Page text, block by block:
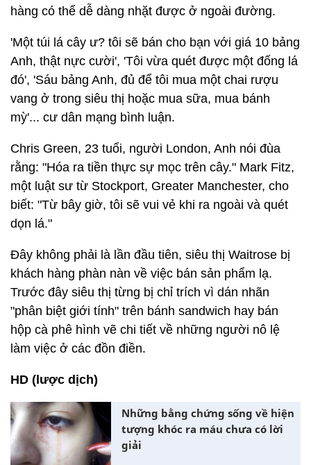
hàng có thể dễ dàng nhặt được ở ngoài đường.
'Một túi lá cây ư? tôi sẽ bán cho bạn với giá 10 bảng
Anh, thật nực cười', 'Tôi vừa quét được một đống lá
đó', 'Sáu bảng Anh, đủ để tôi mua một chai rượu
vang ở trong siêu thị hoặc mua sữa, mua bánh
mỳ'... cư dân mạng bình luận.
Chris Green, 23 tuổi, người London, Anh nói đùa
rằng: "Hóa ra tiền thực sự mọc trên cây." Mark Fitz,
một luật sư từ Stockport, Greater Manchester, cho
biết: "Từ bây giờ, tôi sẽ vui vẻ khi ra ngoài và quét
dọn lá."
Đây không phải là lần đầu tiên, siêu thị Waitrose bị
khách hàng phàn nàn về việc bán sản phẩm lạ.
Trước đây siêu thị từng bị chỉ trích vì dán nhãn
"phân biệt giới tính" trên bánh sandwich hay bán
hộp cà phê hình vẽ chi tiết về những người nô lệ
làm việc ở các đồn điền.
HD (lược dịch)
Những bằng chứng sống về hiện
tượng khóc ra máu chưa có lời
giải